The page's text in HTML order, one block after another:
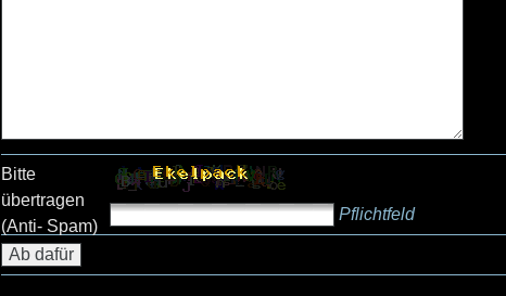
Bitte
übertragen
(Anti- Spam)
Pflichtfeld